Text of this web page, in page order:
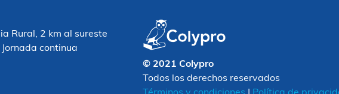
Rural, 2 km al sureste
continua
© 2021 Colypro
Todos los derechos reservados